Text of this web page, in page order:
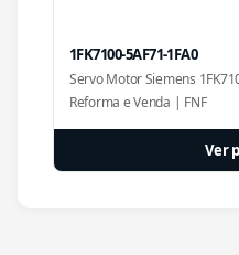
1FK7100-5AF71-1FA0
Servo Motor Siemens
Reforma e Venda | FNF
Ver